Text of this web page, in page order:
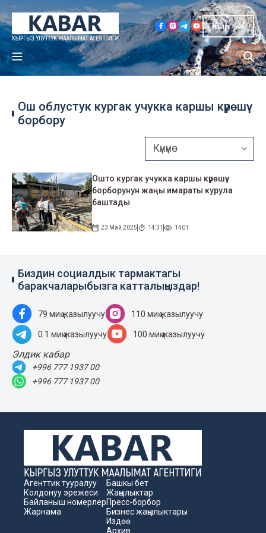
Кыр
Ош облустук кургак учукка каршы күрөшүү
борбору
Ошто кургак учукка каршы күрөшүү
борборунун жаңы имараты курула
баштады
23 Май 2025 14:31 1401
Биздин социалдык тармактагы
баракчаларыбызга катталыңыздар!
79 миң жазылуучу 110 миң жазылуучу
0.1 миң жазылуучу 100 миң жазылуучу
Элдик кабар
+996 777 1937 00
+996 777 1937 00
Агенттик тууралуу
Колдонуу эрежеси
Байланыш номерлер
Жарнама
Башкы бет
Жаңылыктар
Пресс-борбор
Бизнес жаңылыктары
Издөө
Архив